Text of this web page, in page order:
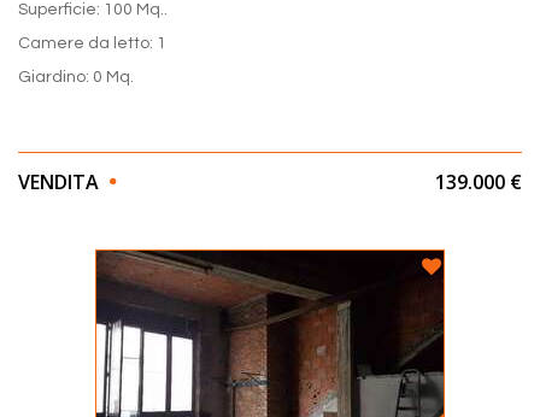
Superficie: 100 Mq..
Camere da letto: 1
Giardino: 0 Mq.
VENDITA 139.000 €